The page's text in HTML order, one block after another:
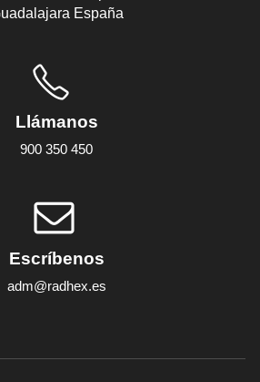
España
Llámanos
900 350 450
Escríbenos
adm@radhex.es